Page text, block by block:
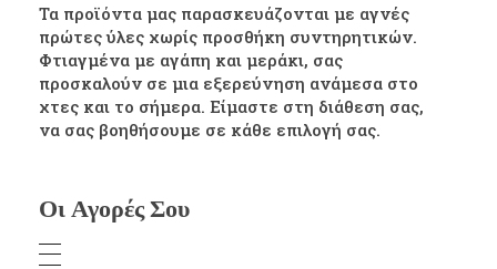
Τα προϊόντα μας παρασκευάζονται με αγνές
πρώτες ύλες χωρίς προσθήκη συντηρητικών.
Φτιαγμένα με αγάπη και μεράκι, σας
προσκαλούν σε μια εξερεύνηση ανάμεσα στο
χτες και το σήμερα. Είμαστε στη διάθεση σας,
να σας βοηθήσουμε σε κάθε επιλογή σας.
Οι Αγορές Σου